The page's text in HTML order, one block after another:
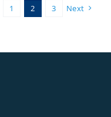
1 2 3 Next